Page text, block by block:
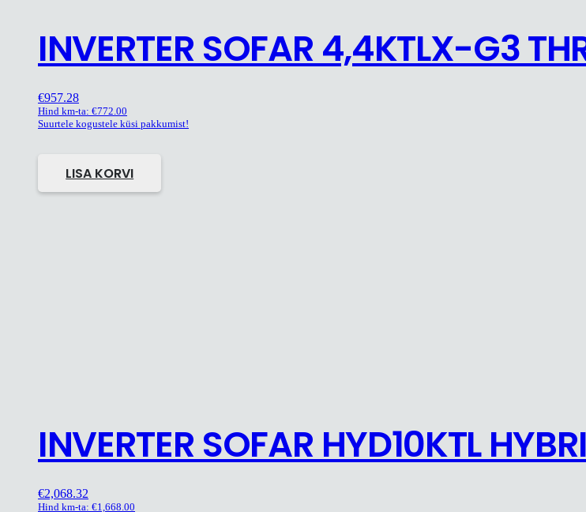
INVERTER SOFAR 4,4KTLX-G3
€957.28
Hind km-ta: €772.00
Suurtele kogustele küsi pakkumist!
LISA KORVI
INVERTER SOFAR HYD10KTL
€2,068.32
Hind km-ta: €1,668.00